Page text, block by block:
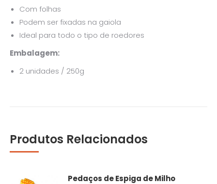
Com folhas
Podem ser fixadas na gaiola
Ideal para todo o tipo de roedores
Embalagem:
2 unidades / 250g
Produtos Relacionados
Pedaços de Espiga de Milho